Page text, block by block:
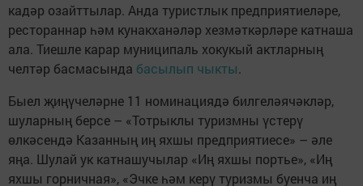
кадәр озайттылар. Анда туристлык предприятиеләре,
рестораннар һәм кунакханәләр хезмәткәрләре катнаша
ала. Тиешле карар муниципаль хокукый актларның
челтәр басмасында басылып чыкты.
Быел җиңүчеләрне 11 номинациядә билгеләячәкләр,
шуларның берсе – «Тотрыклы туризмны үстерү
өлкәсендә Казанның иң яхшы предприятиесе» – әле
яңа. Шулай ук катнашучылар «Иң яхшы портье», «Иң
яхшы горничная», «Эчке һәм керү туризмы буенча иң